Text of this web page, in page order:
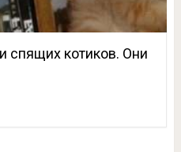
спящих котиков. Они